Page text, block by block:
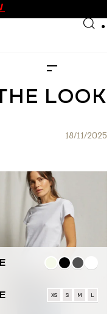
content
LOOK
18/11/2025
מספר
XS S M L